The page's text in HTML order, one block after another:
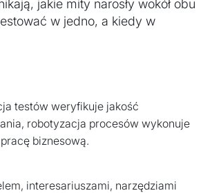
jakie mity narosły wokół obu
w jedno, a kiedy w
testów weryfikuje jakość
robotyzacja procesów wykonuje
biznesową.
interesariuszami, narzędziami